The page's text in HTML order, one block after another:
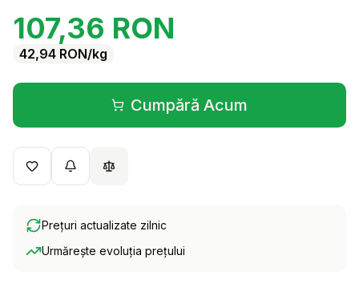
107,36 RON
42,94 RON/kg
Cumpără Acum
(se deschide într-o filă
Prețuri actualizate zilnic
Urmărește evoluția prețului